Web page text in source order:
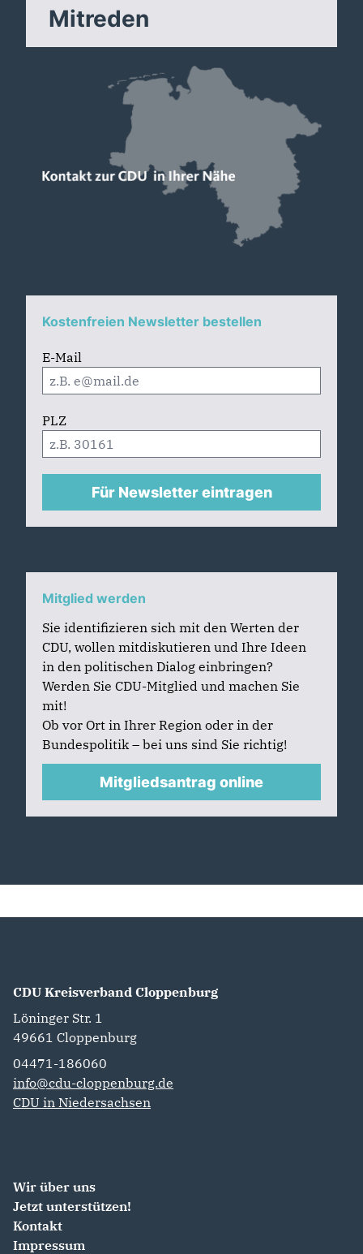
Mitreden
Kostenfreien Newsletter bestellen
E-Mail
PLZ
Für Newsletter eintragen
Mitglied werden
Sie identifizieren sich mit den Werten der
CDU, wollen mitdiskutieren und Ihre Ideen
in den politischen Dialog einbringen?
Werden Sie CDU-Mitglied und machen Sie
mit!
Ob vor Ort in Ihrer Region oder in der
Bundespolitik – bei uns sind Sie richtig!
Mitgliedsantrag online
CDU Kreisverband Cloppenburg
Löninger Str. 1
49661 Cloppenburg
04471-186060
info@cdu-cloppenburg.de
CDU in Niedersachsen
Wir über uns
Jetzt unterstützen!
Kontakt
Impressum